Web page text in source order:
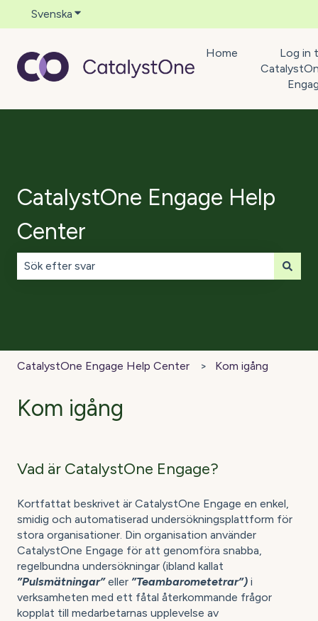
Svenska Visa undermenyer för översättningar
Home
Log in
CatalystOne Engage Help
Center
CatalystOne Engage Help Center Kom igång
Kom igång
Vad är CatalystOne Engage?
Kortfattat beskrivet är CatalystOne Engage en enkel,
smidig och automatiserad undersökningsplattform för
stora organisationer. Din organisation använder
CatalystOne Engage för att genomföra snabba,
regelbundna undersökningar (ibland kallat
”Pulsmätningar”eller ”Teambarometetrar”) i
verksamheten med ett fåtal återkommande frågor
kopplat till medarbetarnas upplevelse av